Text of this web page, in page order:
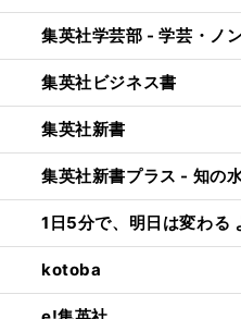
集英社学芸部 - 学芸・ノ
集英社ビジネス書
集英社新書
集英社新書プラス - 知の
1日5分で、明日は変わ
kotoba